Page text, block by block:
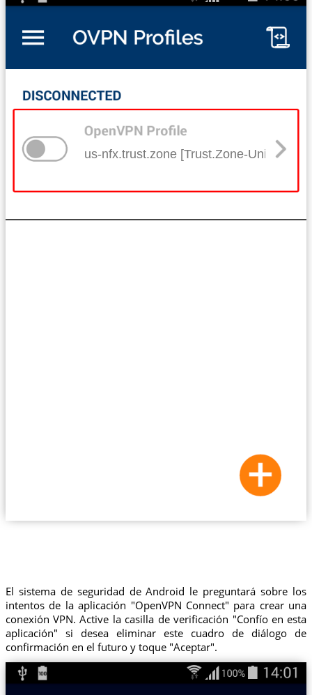
us-nfx.trust.zone [Trust.Zone-United-
El sistema de seguridad de Android le preguntará sobre los
intentos de la aplicación "OpenVPN Connect" para crear una
conexión VPN. Active la casilla de verificación "Confío en esta
aplicación" si desea eliminar este cuadro de diálogo de
confirmación en el futuro y toque "Aceptar".